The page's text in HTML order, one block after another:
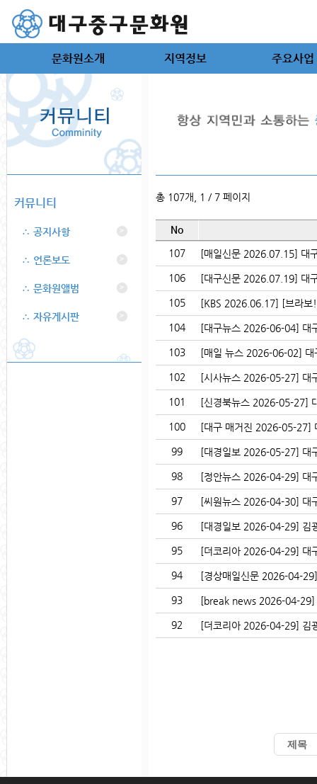
커뮤니티
∴ 공지사항 >
∴ 언론보도 >
∴ 문화원앨범 >
∴ 자유게시판 >
총 107개, 1 / 7 페이지
No
107 [매일신문 2026.07.15] 대
106 [대구신문 2026.07.19] 대
105 [KBS 2026.06.17] [브라보
104 [대구뉴스 2026-06-04] 대
103 [매일 뉴스 2026-06-02] 대
102 [시사뉴스 2026-05-27] 대
101 [신경북뉴스 2026-05-27]
100 [대구 매거진 2026-05-27]
99 [대경일보 2026-05-27] 대
98 [정안뉴스 2026-04-29] 대
97 [씨원뉴스 2026-04-30] 대
96 [대경일보 2026-04-29] 김
95 [더코리아 2026-04-29] 대
94 [경상매일신문 2026-04-
93 [break news 2026-04-29]
92 [더코리아 2026-04-29] 김
문화원소개 지역정보 주요사업